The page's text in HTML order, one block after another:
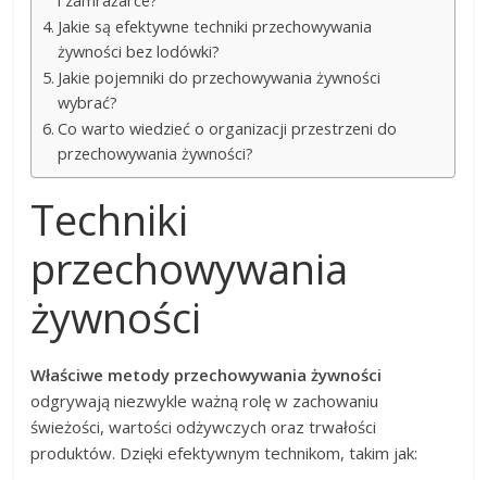
Jakie są efektywne techniki przechowywania
żywności bez lodówki?
Jakie pojemniki do przechowywania żywności
wybrać?
Co warto wiedzieć o organizacji przestrzeni do
przechowywania żywności?
Techniki
przechowywania
żywności
Właściwe metody przechowywania żywności
odgrywają niezwykle ważną rolę w zachowaniu
świeżości, wartości odżywczych oraz trwałości
produktów. Dzięki efektywnym technikom, takim jak: